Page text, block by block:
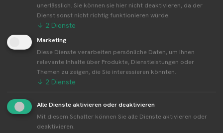
Erdbeer Schilling Erdbeerplantagen - Rolf und
Ruth Weinzierle GbR betreibt 28 Standorte
Alle Standorte von Erdbeer Schilling
Erdbeerplantagen - Rolf und Ruth Weinzierle
GbR↗
Kompakte Übersicht aller Standorte inkl.
unerlässlich. Sie können sie hier nicht deaktivieren, da der
Dienst sonst nicht richtig funktionieren würde.
↓ 2 Dienste
Marketing
Diese Dienste verarbeiten persönliche Daten, um Ihnen
relevante Inhalte über Produkte, Dienstleistungen oder
Themen zu zeigen, die Sie interessieren könnten.
↓ 2 Dienste
Alle Dienste aktivieren oder deaktivieren
Mit diesem Schalter können Sie alle Dienste aktivieren oder
deaktivieren.